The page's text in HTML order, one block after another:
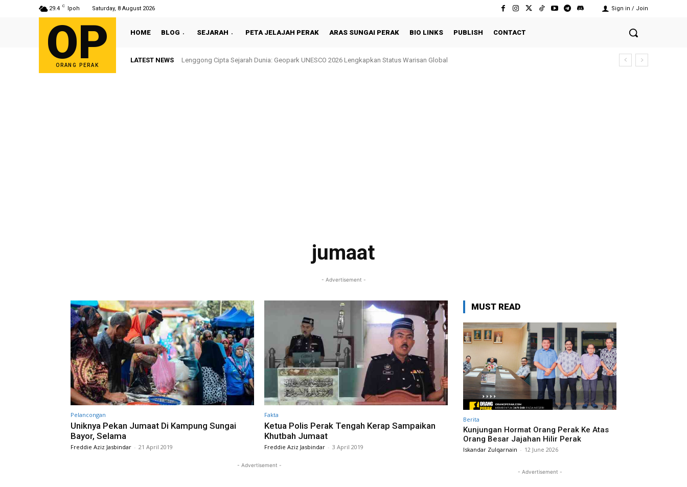
29.4 C Ipoh Saturday, 8 August 2026 Sign in / Join
OP
ORANG PERAK
HOME BLOG SEJARAH PETA JELAJAH PERAK ARAS SUNGAI PERAK BIO LINKS PUBLISH CONTACT
LATEST NEWS Lenggong Cipta Sejarah Dunia: Geopark UNESCO 2026 Lengkapkan Status Warisan Global
jumaat
- Advertisement -
Pelancongan
Uniknya Pekan Jumaat Di Kampung Sungai
Bayor, Selama
Freddie Aziz Jasbindar - 21 April 2019
Fakta
Ketua Polis Perak Tengah Kerap Sampaikan
Khutbah Jumaat
Freddie Aziz Jasbindar - 3 April 2019
- Advertisement -
MUST READ
Berita
Kunjungan Hormat Orang Perak Ke Atas
Orang Besar Jajahan Hilir Perak
Iskandar Zulqarnain - 12 June 2026
- Advertisement -